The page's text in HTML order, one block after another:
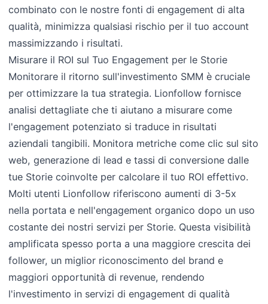
combinato con le nostre fonti di engagement di alta
qualità, minimizza qualsiasi rischio per il tuo account
massimizzando i risultati.
Misurare il ROI sul Tuo Engagement per le Storie
Monitorare il ritorno sull'investimento SMM è cruciale
per ottimizzare la tua strategia. Lionfollow fornisce
analisi dettagliate che ti aiutano a misurare come
l'engagement potenziato si traduce in risultati
aziendali tangibili. Monitora metriche come clic sul sito
web, generazione di lead e tassi di conversione dalle
tue Storie coinvolte per calcolare il tuo ROI effettivo.
Molti utenti Lionfollow riferiscono aumenti di 3-5x
nella portata e nell'engagement organico dopo un uso
costante dei nostri servizi per Storie. Questa visibilità
amplificata spesso porta a una maggiore crescita dei
follower, un miglior riconoscimento del brand e
maggiori opportunità di revenue, rendendo
l'investimento in servizi di engagement di qualità